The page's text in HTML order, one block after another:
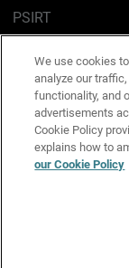
PSIRT
Cookie Policy
Privacy Policy
Media & Brand Kit
Manage Email
We use cookies
analyze our
functionality, and
advertisements
Cookie Policy
explains how to
our Cookie Policy